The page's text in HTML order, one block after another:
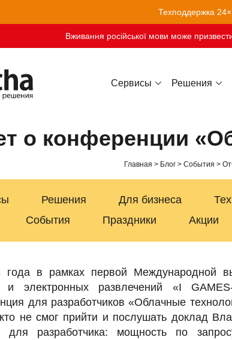
Техподдержка
Вживання російської мови може
Сервисы Решения
о конференции
Главная Блог События
Решения Для бизнеса
События Праздники Акции
года в рамках первой Международной
и электронных развлечений «I
для разработчиков «Облачные
не смог прийти и послушать доклад
для разработчика: мощность по